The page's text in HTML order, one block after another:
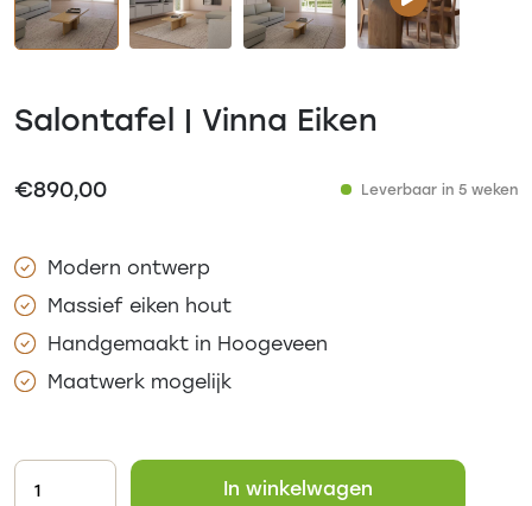
Salontafel | Vinna Eiken
€890,00 Leverbaar in 5 weken
Modern ontwerp
Massief eiken hout
Handgemaakt in Hoogeveen
Maatwerk mogelijk
In winkelwagen